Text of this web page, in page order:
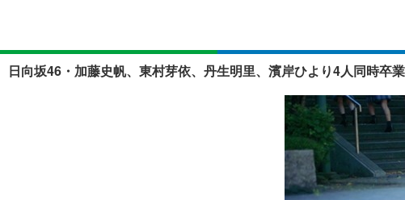
ショッピング
日向坂46・加藤史帆、東村芽依、丹生明里、濱岸ひより4人同時卒